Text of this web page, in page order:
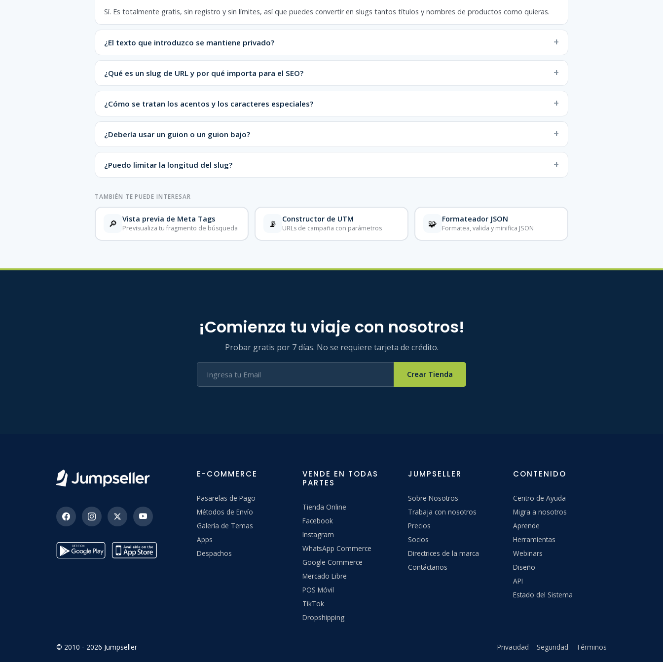
Sí. Es totalmente gratis, sin registro y sin límites, así que puedes convertir en slugs tantos títulos y nombres de productos como quieras.
¿El texto que introduzco se mantiene privado?
¿Qué es un slug de URL y por qué importa para el SEO?
¿Cómo se tratan los acentos y los caracteres especiales?
¿Debería usar un guion o un guion bajo?
¿Puedo limitar la longitud del slug?
TAMBIÉN TE PUEDE INTERESAR
🔎 Vista previa de Meta Tags
Previsualiza tu fragmento de búsqueda 📡 Constructor de UTM
URLs de campaña con parámetros 🧩 Formateador JSON
Formatea, valida y minifica JSON
¡Comienza tu viaje con nosotros!
Probar gratis por 7 días. No se requiere tarjeta de crédito.
Crear Tienda
E-COMMERCE
Pasarelas de Pago
Métodos de Envío
Galería de Temas
Apps
Despachos
VENDE EN TODAS
PARTES
Tienda Online
Facebook
Instagram
WhatsApp Commerce
Google Commerce
Mercado Libre
POS Móvil
TikTok
Dropshipping
JUMPSELLER
Sobre Nosotros
Trabaja con nosotros
Precios
Socios
Directrices de la marca
Contáctanos
CONTENIDO
Centro de Ayuda
Migra a nosotros
Aprende
Herramientas
Webinars
Diseño
API
Estado del Sistema
© 2010 - 2026 Jumpseller Privacidad Seguridad Términos